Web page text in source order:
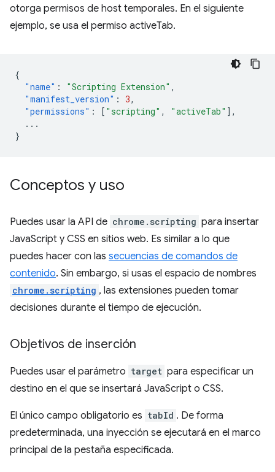
otorga permisos de host temporales. En el siguiente
ejemplo, se usa el permiso activeTab.
{
"name" : "Scripting Extension" ,
"manifest_version" : 3,
"permissions" : [ "scripting" , "activeTab" ],
...
}
Conceptos y uso
Puedes usar la API de chrome.scripting para insertar
JavaScript y CSS en sitios web. Es similar a lo que
puedes hacer con las secuencias de comandos de
contenido. Sin embargo, si usas el espacio de nombres
chrome.scripting , las extensiones pueden tomar
decisiones durante el tiempo de ejecución.
Objetivos de inserción
Puedes usar el parámetro target para especificar un
destino en el que se insertará JavaScript o CSS.
El único campo obligatorio es tabId . De forma
predeterminada, una inyección se ejecutará en el marco
principal de la pestaña especificada.